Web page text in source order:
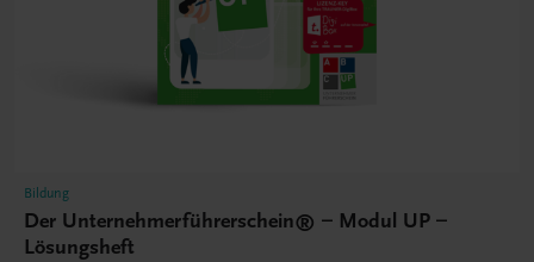
Bildung
Der Unternehmerführerschein® – Modul UP –
Lösungsheft